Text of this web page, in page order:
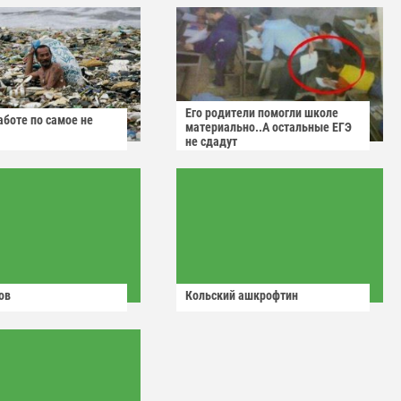
по самое не
Его родители помогли школе
материально..А остальные ЕГЭ
не сдадут
Кольский ашкрофтин